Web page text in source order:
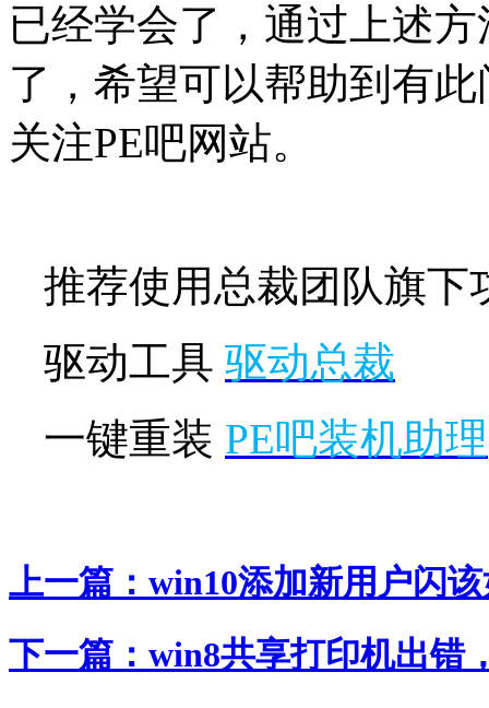
已经学会了，通过上述
了，希望可以帮助到有
关注PE吧网站。
推荐使用总裁团队旗下
驱动工具 驱动总裁
一键重装 PE吧装机助理
上一篇： win10添加新用户闪
下一篇： win8共享打印机出错